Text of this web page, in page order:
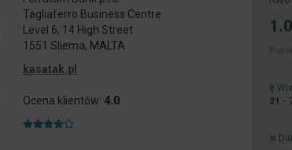
21 -
Tagliaferro Business Centre
Level 6, 14 High Street
1551 Sliema, MALTA
kasatak.pl
Ocena klientów: 4.0